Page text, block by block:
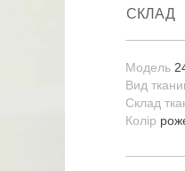
СКЛАД
Модель
Вид
Склад
Колір